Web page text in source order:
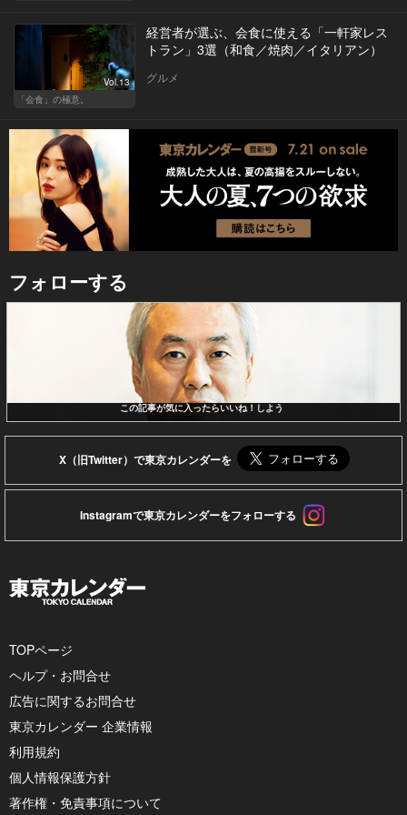
Vol.13
「会食」の極意。
経営者が選ぶ、会食に使える「一軒家レス
トラン」3選（和食／焼肉／イタリアン）
グルメ
フォローする
この記事が気に入ったらいいね！しよう
X（旧Twitter）で東京カレンダーを
Instagramで東京カレンダーをフォローする
TOPページ
ヘルプ・お問合せ
広告に関するお問合せ
東京カレンダー 企業情報
利用規約
個人情報保護方針
著作権・免責事項について